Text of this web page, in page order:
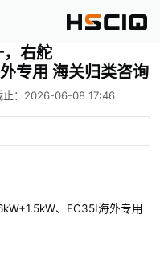
右舵
专用 海关归类咨询
止：2026-06-08 17:46
、EC35I海外专用